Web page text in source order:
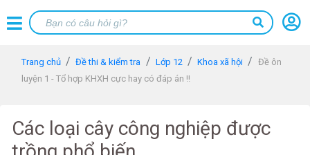
Trang chủ Đề thi & kiểm tra Lớp 12 Khoa xã hội
Đề ôn
luyện 1 - Tổ hợp KHXH cực hay có đáp án !!
Các loại cây công nghiệp được